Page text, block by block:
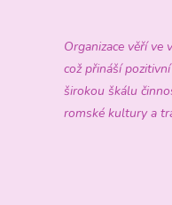
Organizace věří
což přináší
širokou škálu
romské kultury a